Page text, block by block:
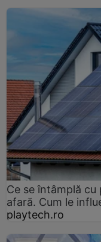
Ce se întâmplă
afară. Cum le
playtech.ro